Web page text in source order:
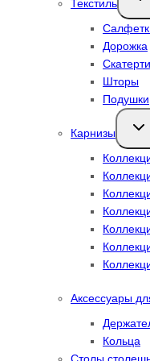
Текстиль
Дорожка
Скатерти
Шторы
Подушки
Карнизы
Аксессуары
Кольца
Столы